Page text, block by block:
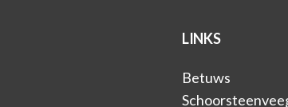
LINKS
Betuws